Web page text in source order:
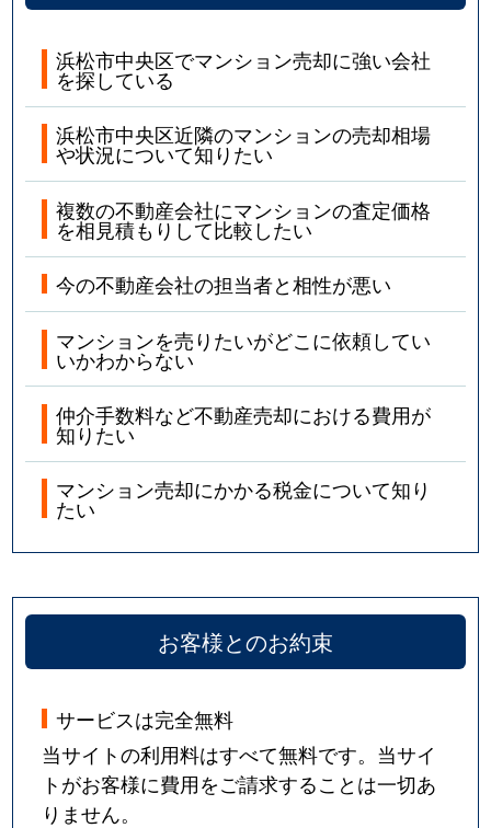
浜松市中央区でマンション売却に強い会社
を探している
浜松市中央区近隣のマンションの売却相場
や状況について知りたい
複数の不動産会社にマンションの査定価格
を相見積もりして比較したい
今の不動産会社の担当者と相性が悪い
マンションを売りたいがどこに依頼してい
いかわからない
仲介手数料など不動産売却における費用が
知りたい
マンション売却にかかる税金について知り
たい
お客様とのお約束
サービスは完全無料
当サイトの利用料はすべて無料です。当サイ
トがお客様に費用をご請求することは一切あ
りません。